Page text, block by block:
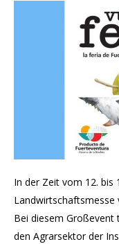
In der Zeit vom 12. bis
Landwirtschaftsmesse
Bei diesem
den Agrarsektor der